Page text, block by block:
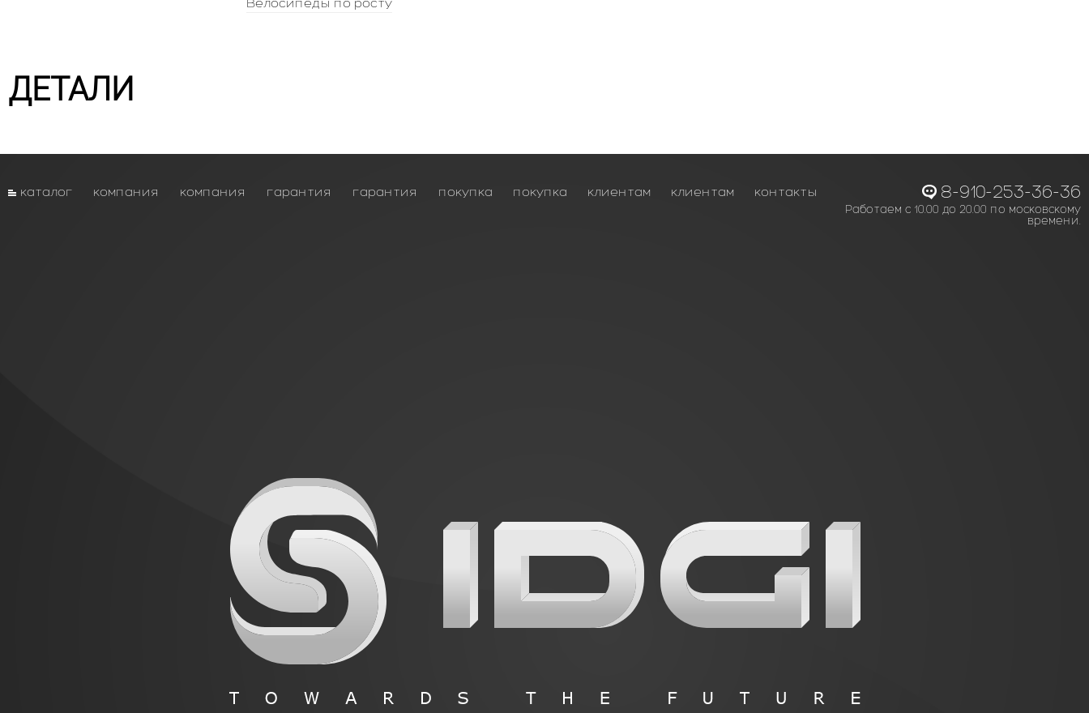
ДЕТАЛИ
каталог компания компания гарантия гарантия покупка покупка клиентам клиентам контакты 8-910-253-36-36
Работаем с 10.00 до 20.00 по московскому
времени.